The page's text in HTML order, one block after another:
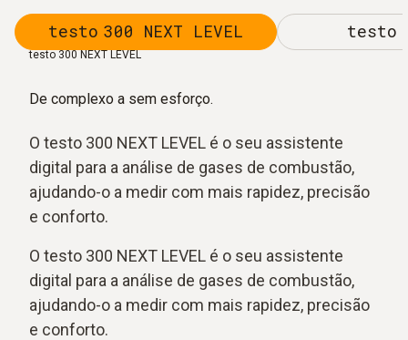
testo 300 NEXT LEVEL testo
testo 300 NEXT LEVEL
De complexo a sem esforço.
O testo 300 NEXT LEVEL é o seu assistente
digital para a análise de gases de combustão,
ajudando-o a medir com mais rapidez, precisão
e conforto.
O testo 300 NEXT LEVEL é o seu assistente
digital para a análise de gases de combustão,
ajudando-o a medir com mais rapidez, precisão
e conforto.